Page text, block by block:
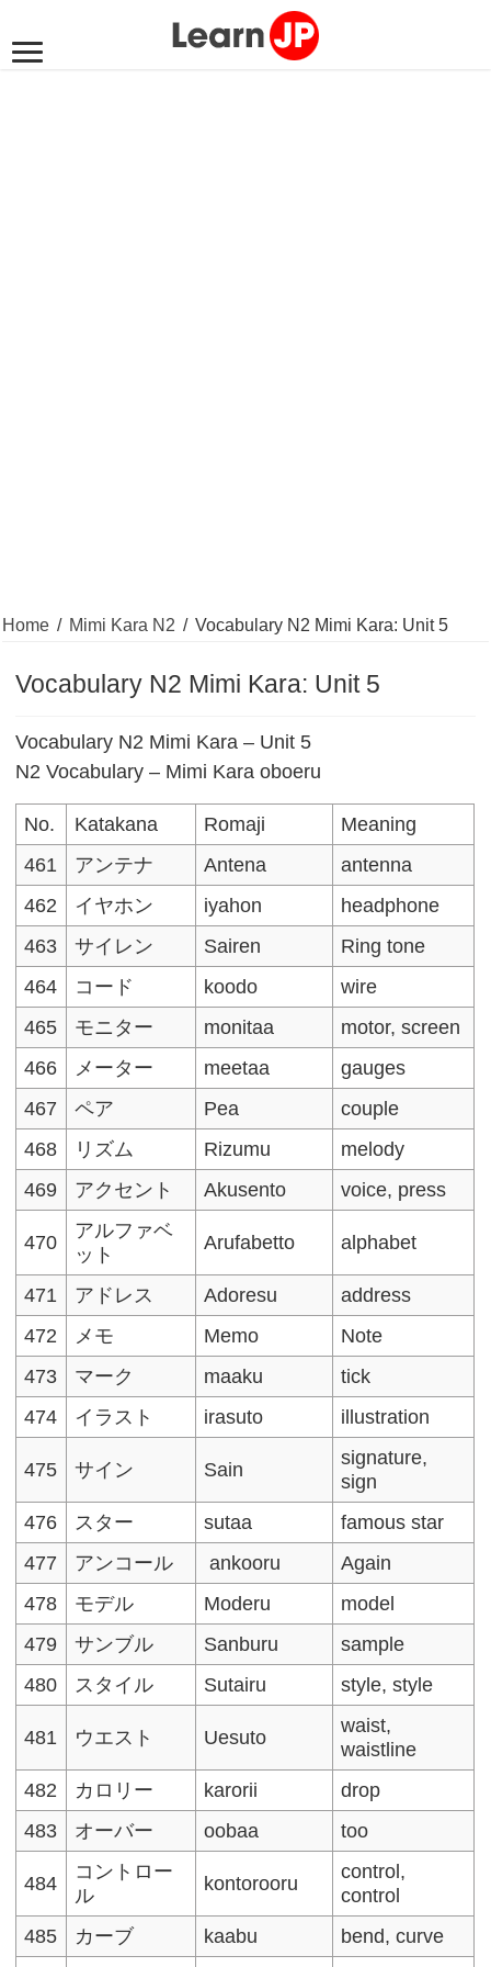
Home / Mimi Kara N2 / Vocabulary N2 Mimi Kara: Unit 5
Vocabulary N2 Mimi Kara: Unit 5
Vocabulary N2 Mimi Kara – Unit 5
N2 Vocabulary – Mimi Kara oboeru
No. Katakana Romaji
Meaning
461
アンテナ Antena
antenna
462
イヤホン iyahon
headphone
463
サイレン Sairen
Ring tone
464
コード koodo
wire
465
モニター monitaa
motor, screen
466
メーター meetaa
gauges
467
ペア Pea
couple
468
リズム Rizumu
melody
469
アクセント Akusento voice, press
470
アルファベ
ット
Arufabetto alphabet
471 アドレス Adoresu
address
472
メモ Memo
Note
473
マーク maaku
tick
474
イラスト irasuto illustration
475 サイン Sain
signature,
sign
476
スター sutaa
famous star
477
アンコール ankooru
Again
478
モデル Moderu
model
479
サンブル Sanburu
sample
480
スタイル Sutairu style, style
481 ウエスト Uesuto
waist,
waistline
482
カロリー karorii
drop
483
オーバー oobaa too
484
コントロー
ル
kontorooru
control,
control
485
カーブ kaabu
bend, curve